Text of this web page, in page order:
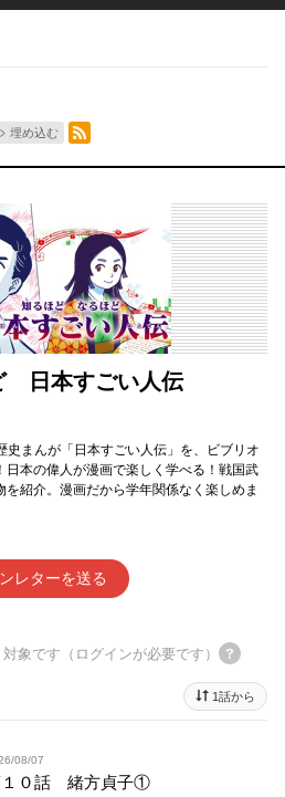
埋め込む
RSSフィード
日本すごい人伝
史まんが「日本すごい人伝」を、ビブリオ
日本の偉人が漫画で楽しく学べる！戦国武
紹介。漫画だから学年関係なく楽しめま
レターを送る
対象です（ログインが必要です）
1話から
08/07
１０話 緒方貞子①